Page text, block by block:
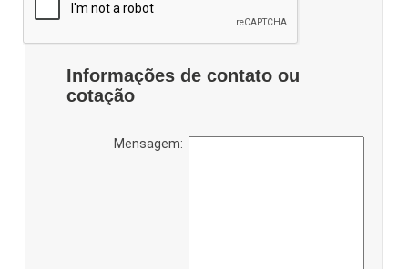
Informações de contato ou
cotação
Mensagem: